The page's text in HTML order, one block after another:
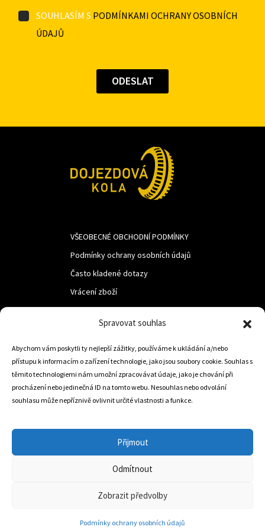
Spravovat souhlas
Abychom vám poskytli ty nejlepší zážitky, používáme k ukládání a/nebo
přístupu k informacím o zařízení technologie, jako jsou soubory cookie. Souhlas s
těmito technologiemi nám umožní zpracovávat údaje, jako je chování při
procházení nebo jedinečná ID na tomto webu. Nesouhlas nebo odvolání
souhlasu může nepříznivě ovlivnit určité vlastnosti a funkce.
Přijmout
Odmítnout
Zobrazit předvolby
Podmínky ochrany osobních údajů
SOUHLASÍM S PODMÍNKAMI OCHRANY OSOBNÍCH
ÚDAJŮ
VŠEOBECNÉ OBCHODNÍ PODMÍNKY
Podmínky ochrany osobních údajů
Často kladené dotazy
Vrácení zboží
LUF s.r.o.
Nám. M.R.Štefanika 518,
Trstená 02801
info@dojezdovakola.com